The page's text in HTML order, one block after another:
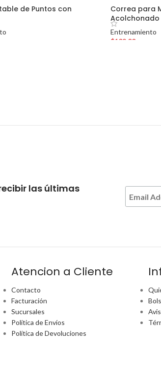
de Puntos con
Correa para
Acolchonado
Entrenamiento
$109.00
las últimas
Atencion a Cliente
Contacto
Facturación
Sucursales
Política de Envíos
Política de Devoluciones